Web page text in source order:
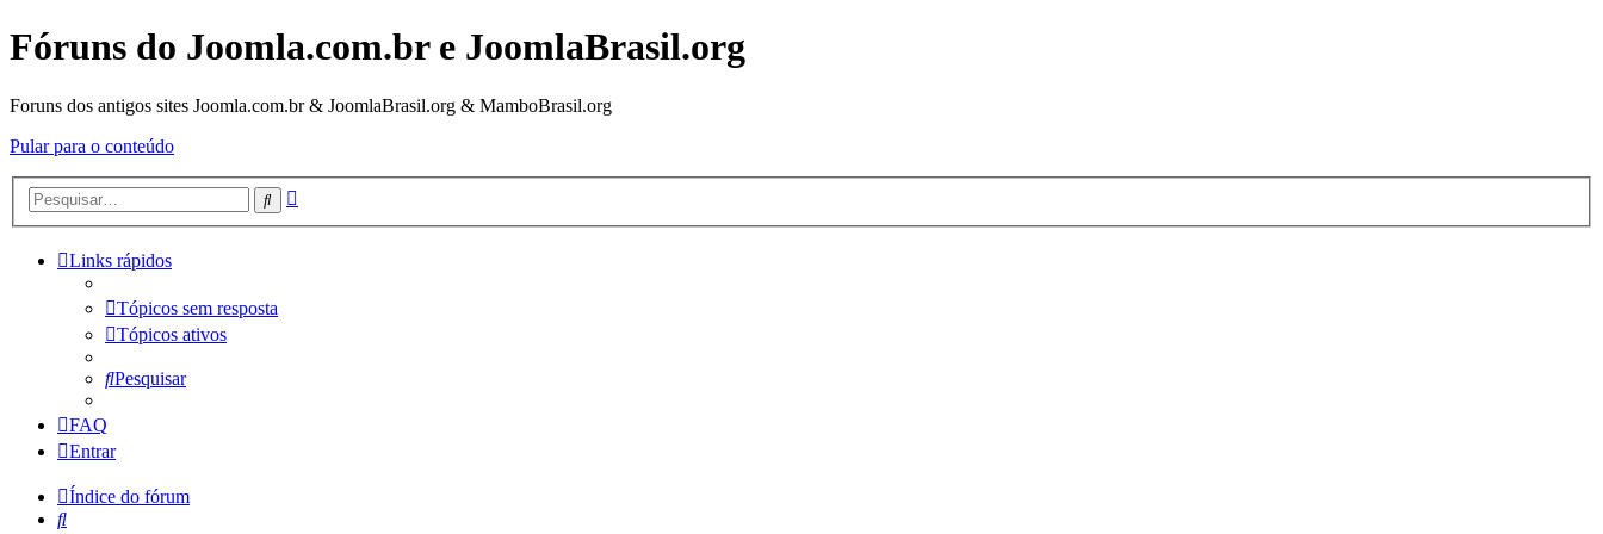
Fóruns do Joomla.com.br e JoomlaBrasil.org
Foruns dos antigos sites Joomla.com.br & JoomlaBrasil.org & MamboBrasil.org
Pular para o conteúdo
Pesquisar
Links rápidos
Tópicos sem resposta
Tópicos ativos
Pesquisar
FAQ
Entrar
Índice do fórum
Pesquisar